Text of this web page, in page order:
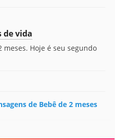
de vida
Hoje é seu segundo
de Bebê de 2 meses